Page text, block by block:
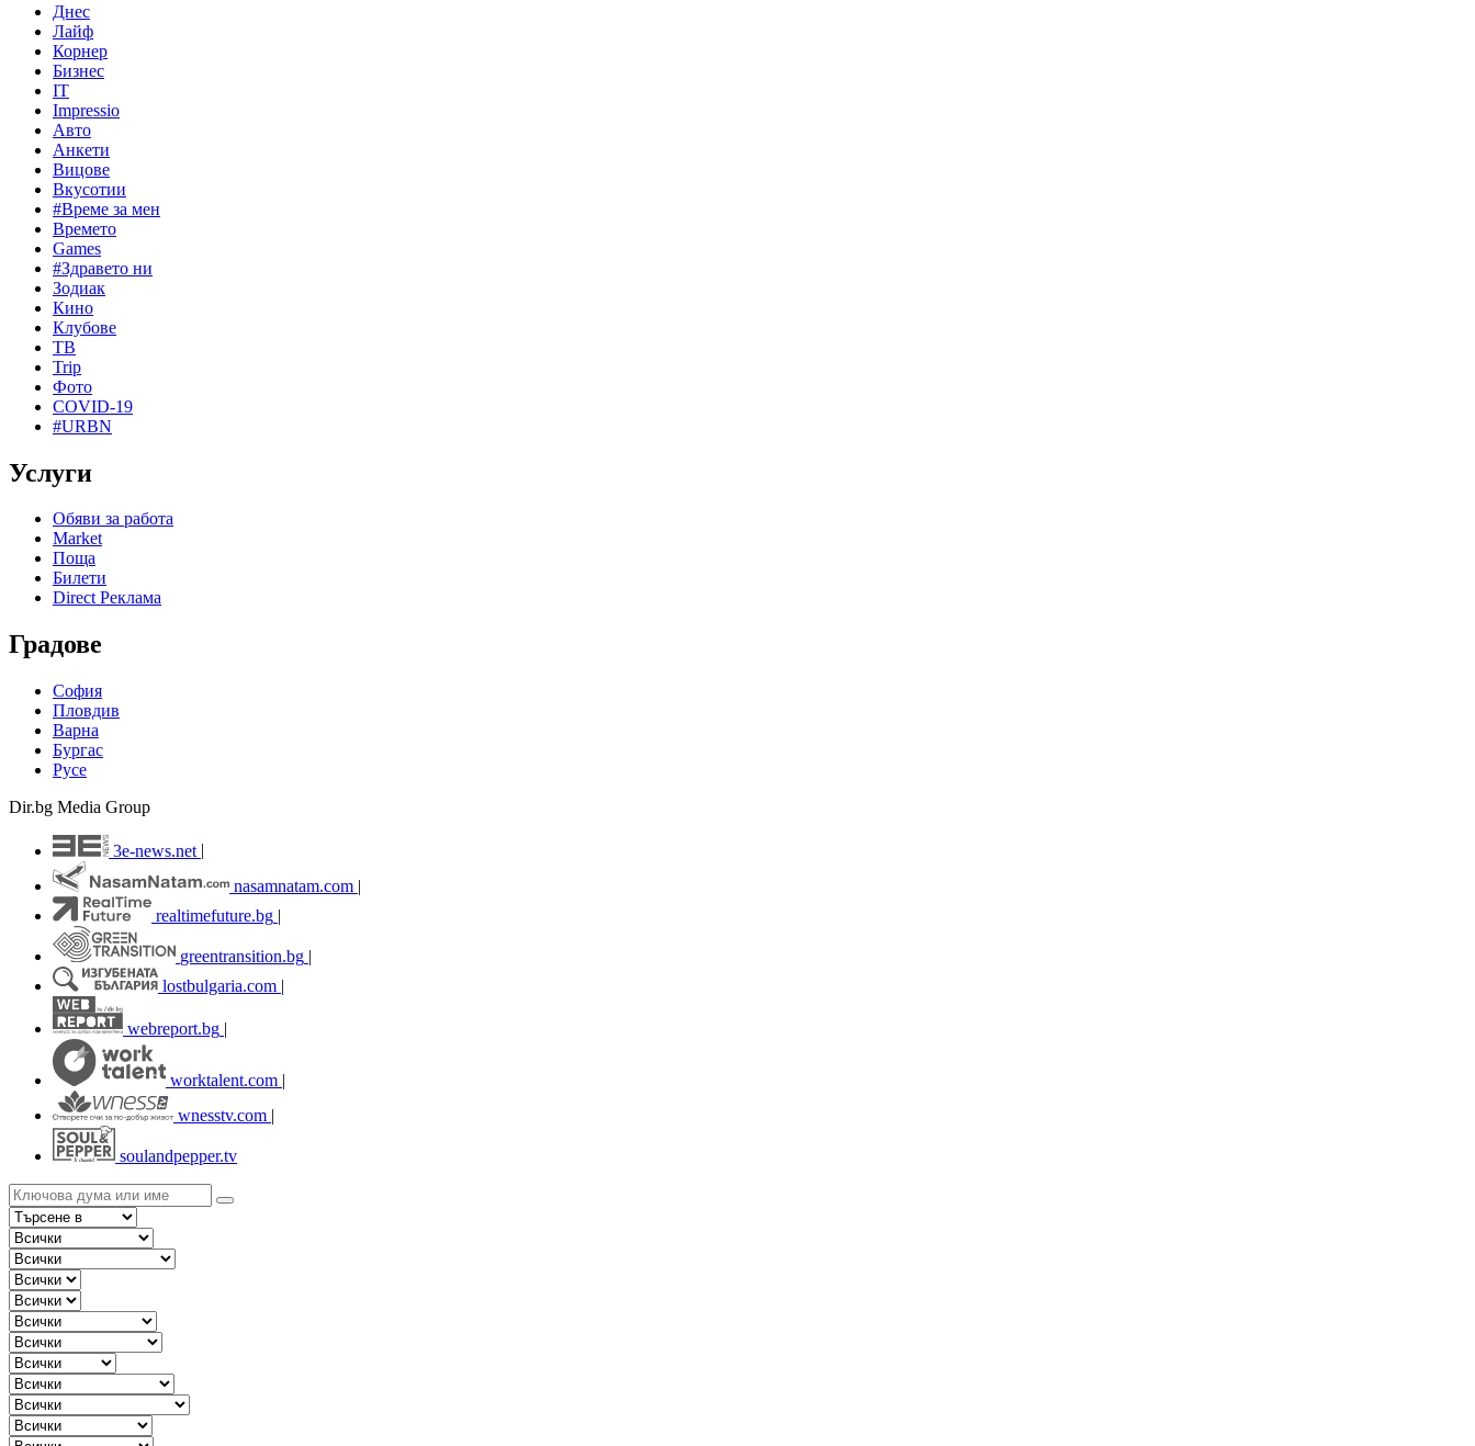
Днес
Лайф
Корнер
Бизнес
IT
Impressio
Авто
Анкети
Вицове
Вкусотии
#Време за мен
Времето
Games
#Здравето ни
Зодиак
Кино
Клубове
ТВ
Trip
Фото
COVID-19
#URBN
Услуги
Обяви за работа
Market
Поща
Билети
Direct Реклама
Градове
София
Пловдив
Варна
Бургас
Русе
Dir.bg Media Group
3e-news.net
nasamnatam.com |
realtimefuture.bg |
greentransition.bg |
lostbulgaria.com |
webreport.bg |
worktalent.com |
wnesstv.com |
soulandpepper.tv